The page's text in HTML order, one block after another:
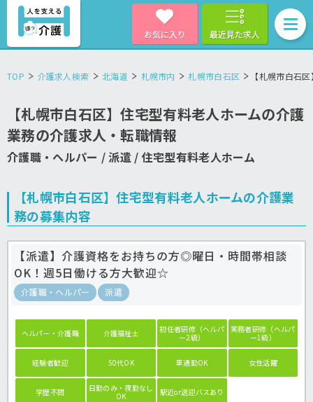
お気に入り 最近見た求人
TOP 介護求人検索 北海道 札幌市内 札幌市白石区 【札幌市白石
【札幌市白石区】住宅型有料老人ホームの介護
業務の介護求人・転職情報
介護職・ヘルパー / 派遣 / 住宅型有料老人ホーム
【札幌市白石区】住宅型有料老人ホームの介護業
務の募集内容
【派遣】介護資格をお持ちの方◎曜日・時間帯相談
OK！週5日働ける方大歓迎☆
介護職・ヘルパー 派遣
ヘルパー・介護職 介護福祉士
初任者研修（ヘルパ
ー2級）
実務者研修（ヘルパ
ー1級）
経験者歓迎 50代OK 車通勤OK 女性活躍
学歴不問
日勤のみ・夜勤なし
OK
駅近or送迎バスあり